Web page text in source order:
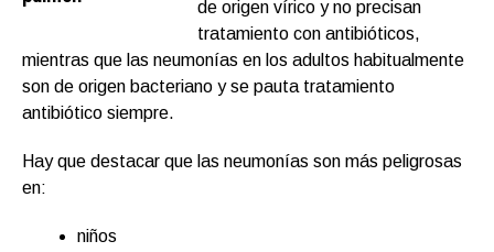
de origen vírico y no precisan
tratamiento con antibióticos,
mientras que las neumonías en los adultos habitualmente
son de origen bacteriano y se pauta tratamiento
antibiótico siempre.
Hay que destacar que las neumonías son más peligrosas
en:
niños